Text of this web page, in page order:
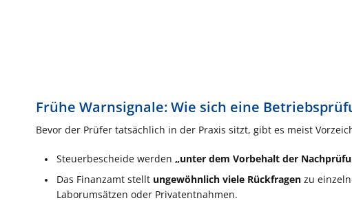
Frühe Warnsignale: Wie sich eine
Bevor der Prüfer tatsächlich in der Praxis sitzt, gibt es meist
Steuerbescheide werden „unter dem Vorbehalt der
Das Finanzamt stellt ungewöhnlich viele Rückfragen zu
Laborumsätzen oder Privatentnahmen.